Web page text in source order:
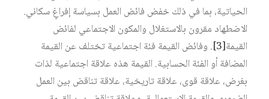
الحياتية، بما في ذلك خفض فائض العمل بسياسة إفراغٍ سكاني.
الاضطهاد مقرون بالاستغلال والمكون الاجتماعي لفائض
القيمة‏[3]
. وفائض القيمة فئة اجتماعية تختلف عن القيمة
المضافة أو الفئة الحسابية. القيمة هذه علاقة اجتماعية لذات
بغرض، علاقة قوى، علاقة تاريخية، علاقة تناقض بين العمل